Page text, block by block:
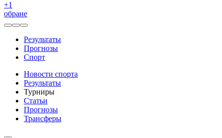
+1
обране
Результаты
Прогнозы
Спорт
Новости спорта
Результаты
Турниры
Статьи
Прогнозы
Трансферы